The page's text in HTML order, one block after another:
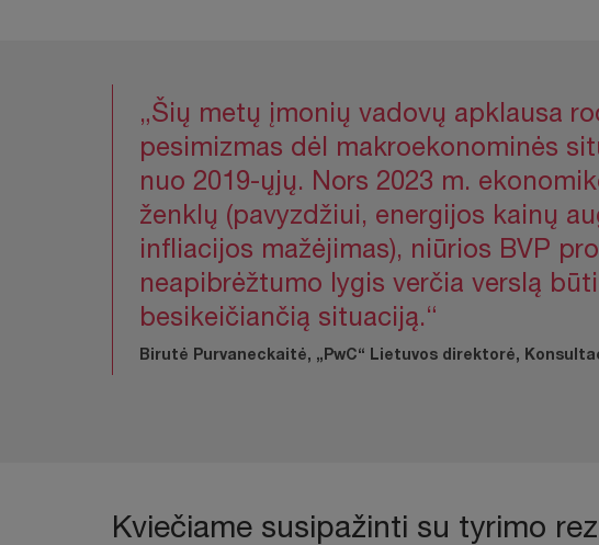
„Šių metų įmonių vadovų apklausa
pesimizmas dėl makroekonominės
nuo 2019-ųjų. Nors 2023 m.
ženklų (pavyzdžiui, energijos kainų
infliacijos mažėjimas), niūrios BVP
neapibrėžtumo lygis verčia verslą
besikeičiančią situaciją.“
Birutė Purvaneckaitė, „PwC“ Lietuvos direktorė,
Kviečiame susipažinti su tyrimo